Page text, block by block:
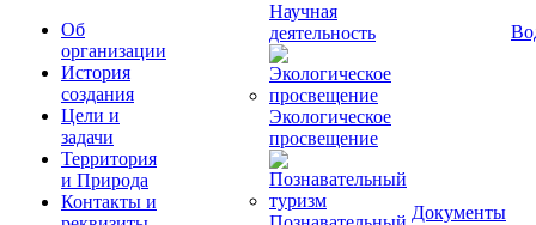
Об
организации
История
создания
Цели и
задачи
Территория
и Природа
Контакты и
Научная
деятельность
Экологическое
просвещение
Документы